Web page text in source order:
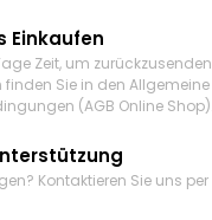
Einkaufen
Zeit, um
Sie in den Allgemeine
(AGB Online Shop).
Kontaktieren Sie uns